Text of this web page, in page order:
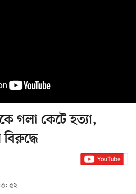
গলা কেটে হত্যা,
৫২